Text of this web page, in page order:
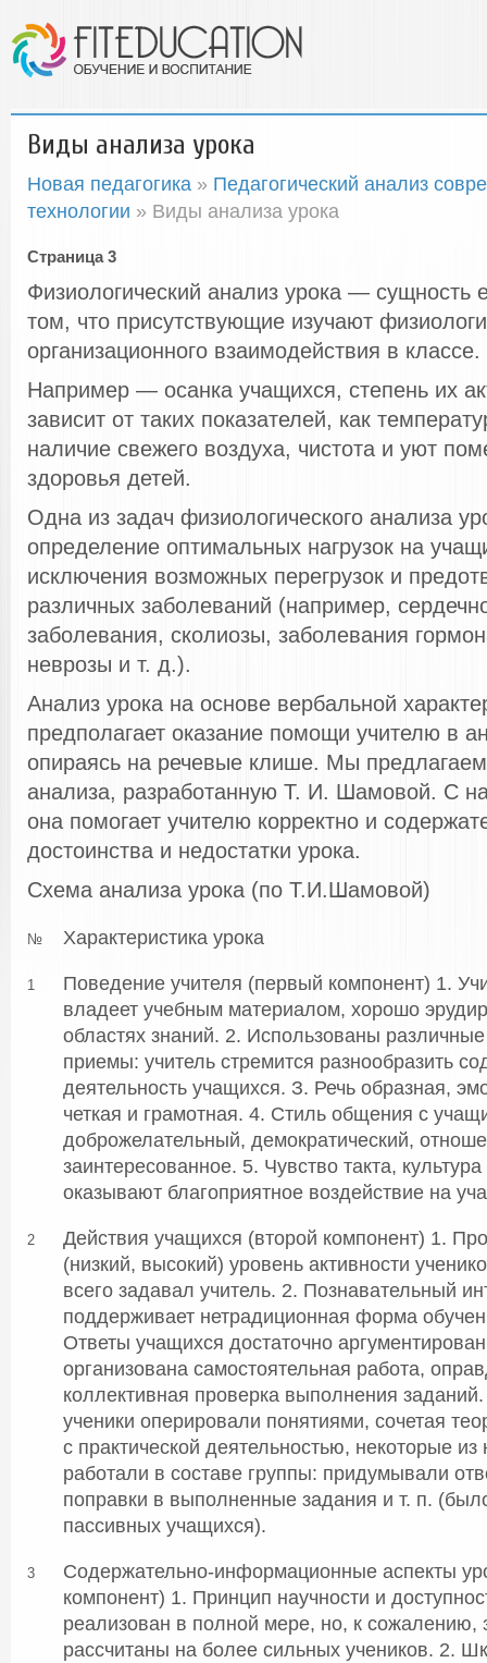
Виды анализа урока
Новая педагогика » Педагогический анализ
технологии » Виды анализа урока
Страница 3
Физиологический анализ урока — сущность
том, что присутствующие изучают
организационного взаимодействия в классе.
Например — осанка учащихся, степень их
зависит от таких показателей, как
наличие свежего воздуха, чистота и уют
здоровья детей.
Одна из задач физиологического анализа
определение оптимальных нагрузок на
исключения возможных перегрузок и
различных заболеваний (например,
заболевания, сколиозы, заболевания
неврозы и т. д.).
Анализ урока на основе вербальной
предполагает оказание помощи учителю в
опираясь на речевые клише. Мы предлагаем
анализа, разработанную Т. И. Шамовой. С
она помогает учителю корректно и
достоинства и недостатки урока.
Схема анализа урока (по Т.И.Шамовой)
№ Характеристика урока
1
Поведение учителя (первый компонент) 1.
владеет учебным материалом, хорошо
областях знаний. 2. Использованы
приемы: учитель стремится разнообразить
деятельность учащихся. З. Речь образная,
четкая и грамотная. 4. Стиль общения с
доброжелательный, демократический,
заинтересованное. 5. Чувство такта,
оказывают благоприятное воздействие на
2
Действия учащихся (второй компонент) 1.
(низкий, высокий) уровень активности
всего задавал учитель. 2. Познавательный
поддерживает нетрадиционная форма
Ответы учащихся достаточно
организована самостоятельная работа,
коллективная проверка выполнения
ученики оперировали понятиями, сочетая
с практической деятельностью, некоторые из
работали в составе группы: придумывали
поправки в выполненные задания и т. п.
пассивных учащихся).
3
Содержательно-информационные аспекты
компонент) 1. Принцип научности и
реализован в полной мере, но, к сожалению,
рассчитаны на более сильных учеников. 2.